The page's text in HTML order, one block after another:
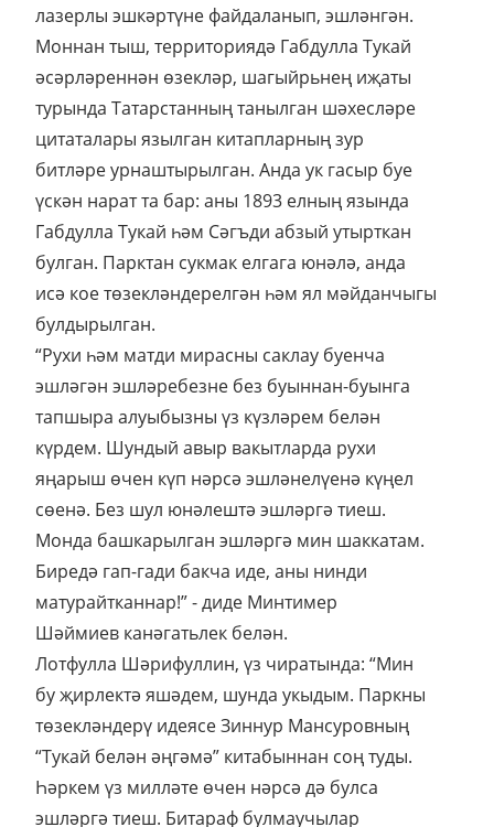
лазерлы эшкәртүне файдаланып, эшләнгән.
Моннан тыш, территориядә Габдулла Тукай
әсәрләреннән өзекләр, шагыйрьнең иҗаты
турында Татарстанның танылган шәхесләре
цитаталары язылган китапларның зур
битләре урнаштырылган. Анда ук гасыр буе
үскән нарат та бар: аны 1893 елның язында
Габдулла Тукай һәм Сәгъди абзый утырткан
булган. Парктан сукмак елгага юнәлә, анда
исә кое төзекләндерелгән һәм ял мәйданчыгы
булдырылган.
“Рухи һәм матди мирасны саклау буенча
эшләгән эшләребезне без буыннан-буынга
тапшыра алуыбызны үз күзләрем белән
күрдем. Шундый авыр вакытларда рухи
яңарыш өчен күп нәрсә эшләнелүенә күңел
сөенә. Без шул юнәлештә эшләргә тиеш.
Монда башкарылган эшләргә мин шаккатам.
Биредә гап-гади бакча иде, аны нинди
матурайтканнар!” - диде Минтимер
Шәймиев канәгатьлек белән.
Лотфулла Шәрифуллин, үз чиратында: “Мин
бу җирлектә яшәдем, шунда укыдым. Паркны
төзекләндерү идеясе Зиннур Мансуровның
“Тукай белән әңгәмә” китабыннан соң туды.
Һәркем үз милләте өчен нәрсә дә булса
эшләргә тиеш. Битараф булмаучылар